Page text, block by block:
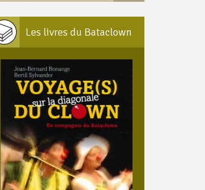
Les livres du Bataclown